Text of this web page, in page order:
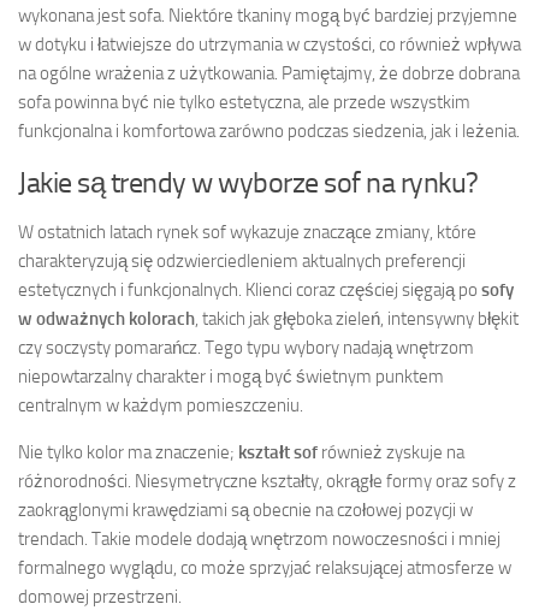
wykonana jest sofa. Niektóre tkaniny mogą być bardziej przyjemne
w dotyku i łatwiejsze do utrzymania w czystości, co również wpływa
na ogólne wrażenia z użytkowania. Pamiętajmy, że dobrze dobrana
sofa powinna być nie tylko estetyczna, ale przede wszystkim
funkcjonalna i komfortowa zarówno podczas siedzenia, jak i leżenia.
Jakie są trendy w wyborze sof na rynku?
W ostatnich latach rynek sof wykazuje znaczące zmiany, które
charakteryzują się odzwierciedleniem aktualnych preferencji
estetycznych i funkcjonalnych. Klienci coraz częściej sięgają po sofy
w odważnych kolorach, takich jak głęboka zieleń, intensywny błękit
czy soczysty pomarańcz. Tego typu wybory nadają wnętrzom
niepowtarzalny charakter i mogą być świetnym punktem
centralnym w każdym pomieszczeniu.
Nie tylko kolor ma znaczenie; kształt sof również zyskuje na
różnorodności. Niesymetryczne kształty, okrągłe formy oraz sofy z
zaokrąglonymi krawędziami są obecnie na czołowej pozycji w
trendach. Takie modele dodają wnętrzom nowoczesności i mniej
formalnego wyglądu, co może sprzyjać relaksującej atmosferze w
domowej przestrzeni.